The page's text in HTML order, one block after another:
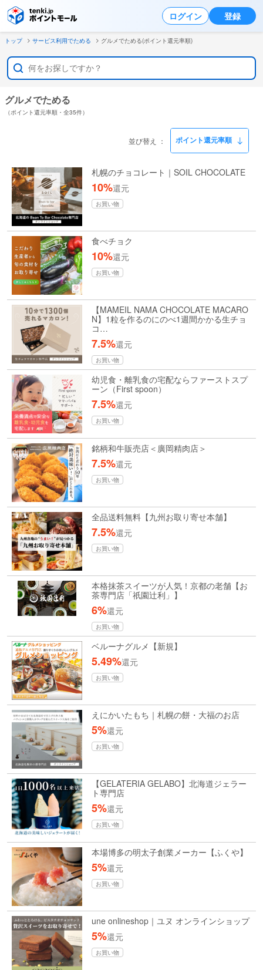
ログイン 登録
トップ サービス利用でためる グルメでためる(ポイント還元率順)
グルメでためる
（ポイント還元率順・全35件）
並び替え
札幌のチョコレート｜SOIL CHOCOLATE
10%還元
お買い物
食べチョク
10%還元
お買い物
【MAMEIL NAMA CHOCOLATE MACARO
N】1粒を作るのにのべ1週間かかる生チョ
コ…
7.5%還元
お買い物
幼児食・離乳食の宅配ならファーストスプ
ーン（First spoon）
7.5%還元
お買い物
銘柄和牛販売店＜廣岡精肉店＞
7.5%還元
お買い物
全品送料無料【九州お取り寄せ本舗】
7.5%還元
お買い物
本格抹茶スイーツが人気！京都の老舗【お
茶専門店「祇園辻利」】
6%還元
お買い物
ベルーナグルメ【新規】
5.49%還元
お買い物
えにかいたもち｜札幌の餅・大福のお店
5%還元
お買い物
【GELATERIA GELABO】北海道ジェラー
ト専門店
5%還元
お買い物
本場博多の明太子創業メーカー【ふくや】
5%還元
お買い物
une onlineshop｜ユヌ オンラインショップ
5%還元
お買い物